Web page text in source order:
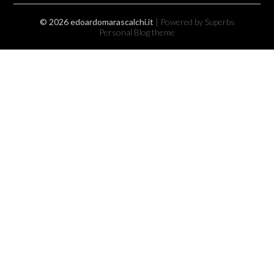
© 2026 edoardomarascalchi.it | Powered by Superbs
Personal Blog theme